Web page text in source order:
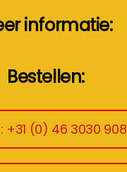
informatie:
Bestellen:
+31 (0) 46 3030 908